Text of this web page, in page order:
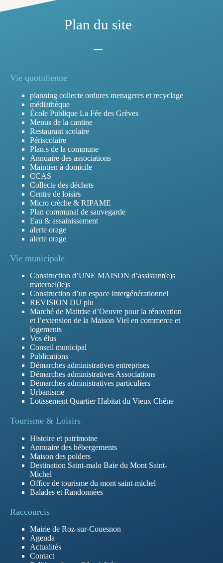
Plan du site
Vie quotidienne
planning collecte ordures menageres et recyclage
médiathèque
École Publique La Fée des Grèves
Menus de la cantine
Restaurant scolaire
Périscolaire
Plan.s de la commune
Annuaire des associations
Maintien à domicile
CCAS
Collecte des déchets
Centre de loisirs
Micro crèche & RIPAME
Plan communal de sauvegarde
Eau & assainissement
alerte orage
alerte orage
Vie municipale
Construction d’UNE MAISON d’assistant(e)s
maternel(le)s
Construction d’un espace Intergénérationnel
REVISION DU plu
Marché de Maitrise d’Oeuvre pour la rénovation
et l’extension de la Maison Viel en commerce et
logements
Vos élus
Conseil municipal
Publications
Démarches administratives entreprises
Démarches administratives Associations
Démarches administratives particuliers
Urbanisme
Lotissement Quartier Habitat du Vieux Chêne
Tourisme & Loisirs
Histoire et patrimoine
Annuaire des hébergements
Maison des polders
Destination Saint-malo Baie du Mont Saint-
Michel
Office de tourisme du mont saint-michel
Balades et Randonnées
Raccourcis
Mairie de Roz-sur-Couesnon
Agenda
Actualités
Contact